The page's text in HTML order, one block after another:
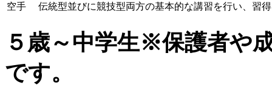
空手
伝統型並びに競技型両方の基本的な講習を行い、習
５歳～中学生※保護者や
です。